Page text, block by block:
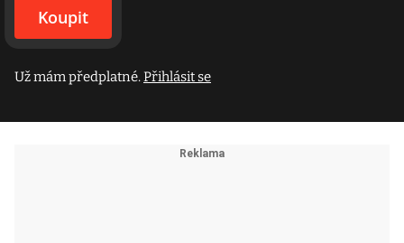
Koupit
Už mám předplatné.Přihlásit se